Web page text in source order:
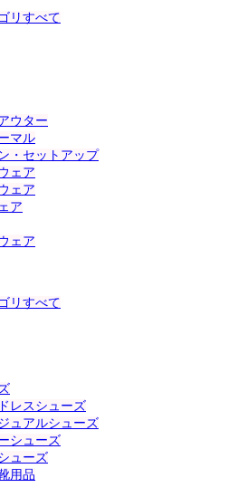
リすべて
ウター
マル
・セットアップ
ェア
ェア
ア
ェア
リすべて
レスシューズ
ュアルシューズ
シューズ
ューズ
用品